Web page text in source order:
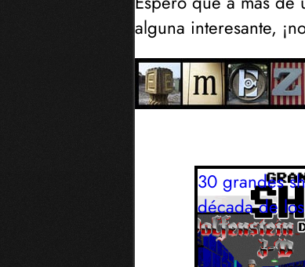
alguna interesante,
30 grandes
década de